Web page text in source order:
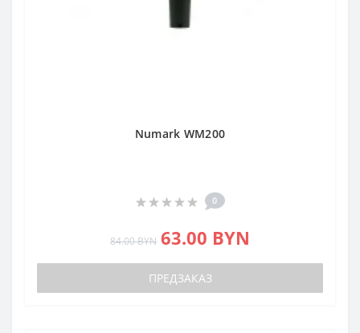
Numark WM200
0
84.00 BYN 63.00 BYN
ПРЕДЗАКАЗ